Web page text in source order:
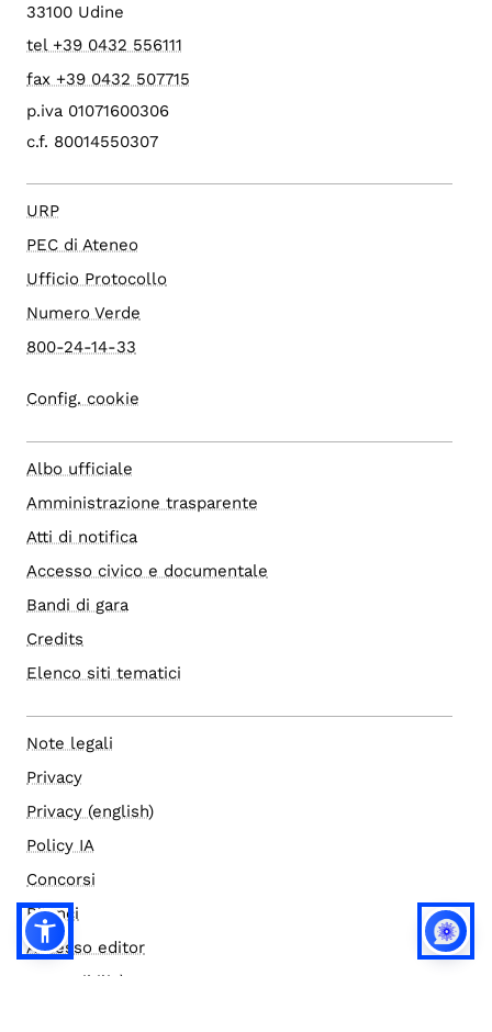
33100 Udine
tel +39 0432 556111
fax +39 0432 507715
p.iva 01071600306
c.f. 80014550307
URP
PEC di Ateneo
Ufficio Protocollo
Numero Verde
800-24-14-33
Config. cookie
Albo ufficiale
Amministrazione trasparente
Atti di notifica
Accesso civico e documentale
Bandi di gara
Credits
Elenco siti tematici
Note legali
Privacy
Privacy (english)
Policy IA
Concorsi
Bilanci
Accesso editor
Accessibilità